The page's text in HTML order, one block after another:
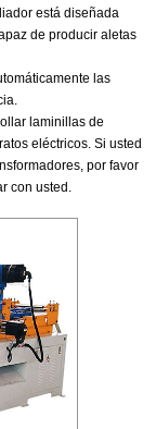
está diseñada
de producir aletas
las
laminillas de
eléctricos. Si usted
por favor
con usted.